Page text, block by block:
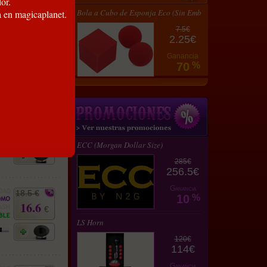
18.5 €
16.6 €
Bola a Cubo de Esponja Eco (Sin Emb
7.5€
2.25€
Ganancia
70 %
ECC (Morgan Dollar Size)
285€
256.5€
Ganancia
10 %
LS Horn
120€
114€
magicaplanet.